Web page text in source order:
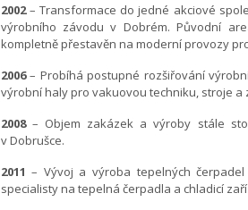
2002– Transformace do jedné akciové
výrobního závodu v Dobrém. Původní
kompletně přestavěn na moderní provozy
2006– Probíhá postupné rozšiřování
výrobní haly pro vakuovou techniku, stroje a
2008– Objem zakázek a výroby stále
v Dobrušce.
2011 – Vývoj a výroba tepelných čerpadel
specialisty na tepelná čerpadla a chladicí